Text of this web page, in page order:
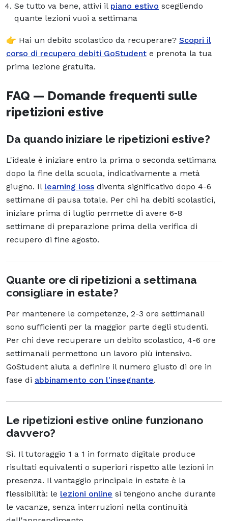
Se tutto va bene, attivi il piano estivo scegliendo
quante lezioni vuoi a settimana
👉 Hai un debito scolastico da recuperare? Scopri il
corso di recupero debiti GoStudent e prenota la tua
prima lezione gratuita.
FAQ — Domande frequenti sulle
ripetizioni estive
Da quando iniziare le ripetizioni estive?
L'ideale è iniziare entro la prima o seconda settimana
dopo la fine della scuola, indicativamente a metà
giugno. Il learning loss diventa significativo dopo 4-6
settimane di pausa totale. Per chi ha debiti scolastici,
iniziare prima di luglio permette di avere 6-8
settimane di preparazione prima della verifica di
recupero di fine agosto.
Quante ore di ripetizioni a settimana
consigliare in estate?
Per mantenere le competenze, 2-3 ore settimanali
sono sufficienti per la maggior parte degli studenti.
Per chi deve recuperare un debito scolastico, 4-6 ore
settimanali permettono un lavoro più intensivo.
GoStudent aiuta a definire il numero giusto di ore in
fase di abbinamento con l'insegnante.
Le ripetizioni estive online funzionano
davvero?
Sì. Il tutoraggio 1 a 1 in formato digitale produce
risultati equivalenti o superiori rispetto alle lezioni in
presenza. Il vantaggio principale in estate è la
flessibilità: le lezioni online si tengono anche durante
le vacanze, senza interruzioni nella continuità